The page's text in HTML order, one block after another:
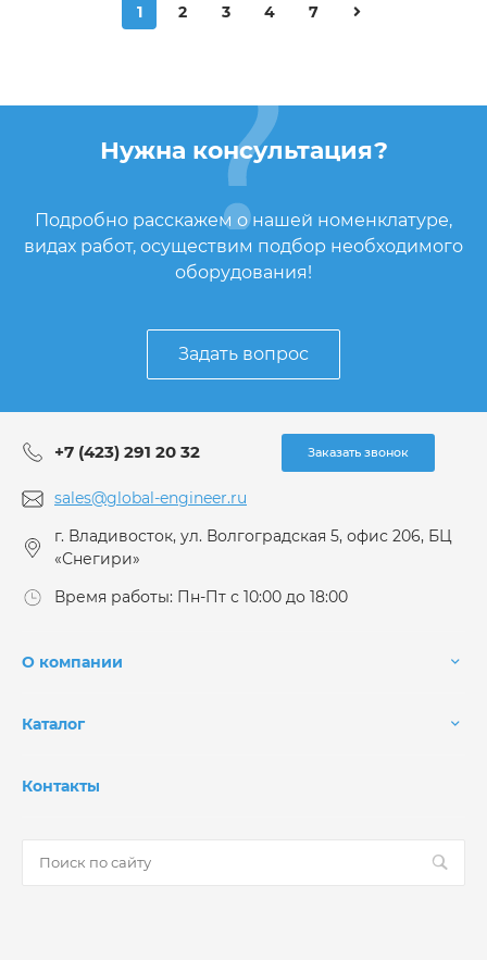
1 2 3 4 7
Нужна консультация?
Подробно расскажем о нашей номенклатуре,
видах работ, осуществим подбор необходимого
оборудования!
Задать вопрос
+7 (423) 291 20 32 Заказать звонок
sales@global-engineer.ru
г. Владивосток, ул. Волгоградская 5, офис 206, БЦ
«Снегири»
Время работы: Пн-Пт с 10:00 до 18:00
О компании
Каталог
Контакты